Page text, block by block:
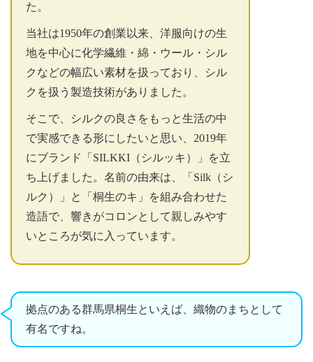
た。
当社は1950年の創業以来、洋服向けの生
地を中心に化学繊維・綿・ウール・シル
クなどの幅広い素材を扱っており、シル
クを扱う製造技術がありました。
そこで、シルクの良さをもっと生活の中
で実感できる形にしたいと思い、2019年
にブランド「SILKKI（シルッキ）」を立
ち上げました。名前の由来は、「Silk（シ
ルク）」と「桐生のキ」を組み合わせた
造語で、響きがコロンとして親しみやす
いところが気に入っています。
拠点のある群馬県桐生といえば、織物のまちとして
有名ですね。